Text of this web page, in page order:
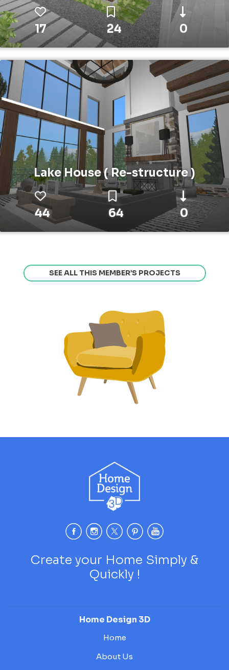
17 24 0
Lake House ( Re-structure )
44 64 0
SEE ALL THIS MEMBER’S PROJECTS
Create your Home Simply &
Quickly !
Home Design 3D
Home
About Us